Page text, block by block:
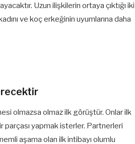
Uzun ilişkilerin ortaya çıktığı iki
ve koç erkeğinin uyumlarına daha
olmazsa olmaz ilk görüştür. Onlar ilk
parçası yapmak isterler. Partnerleri
aşama olan ilk intibayı olumlu